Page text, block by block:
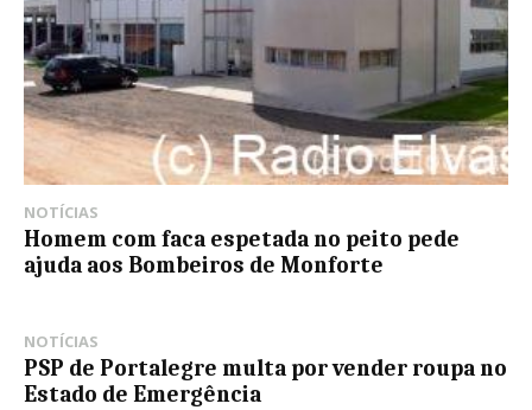
NOTÍCIAS
Homem com faca espetada no peito pede
ajuda aos Bombeiros de Monforte
NOTÍCIAS
PSP de Portalegre multa por vender roupa no
Estado de Emergência